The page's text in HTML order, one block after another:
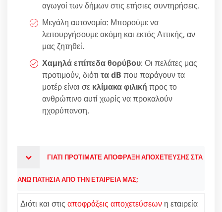
αγωγοί των δήμων στις ετήσιες συντηρήσεις.
Μεγάλη αυτονομία: Μπορούμε να
λειτουργήσουμε ακόμη και εκτός Αττικής, αν
μας ζητηθεί.
Χαμηλά επίπεδα θορύβου: Οι πελάτες μας
προτιμούν, διότι τα dB που παράγουν τα
μοτέρ είναι σε κλίμακα φιλική προς το
ανθρώπινο αυτί χωρίς να προκαλούν
ηχορύπανση.
ΓΙΑΤΙ ΠΡΟΤΙΜΑΤΕ ΑΠΟΦΡΑΞΗ ΑΠΟΧΕΤΕΥΣΗΣ ΣΤΑ
ΑΝΩ ΠΑΤΗΣΙΑ ΑΠΟ ΤΗΝ ΕΤΑΙΡΕΙΑ ΜΑΣ;
Διότι και στις αποφράξεις αποχετεύσεων η εταιρεία